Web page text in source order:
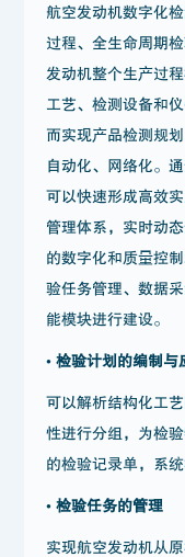
航空发动机数字化
过程、全生命周期
发动机整个生产过
工艺、检测设备和
而实现产品检测规
自动化、网络化。
可以快速形成高效
管理体系，实时动
的数字化和质量控
验任务管理、数据
能模块进行建设。
• 检验计划的编制与
可以解析结构化工
性进行分组，为检
的检验记录单，系
• 检验任务的管理
实现航空发动机从